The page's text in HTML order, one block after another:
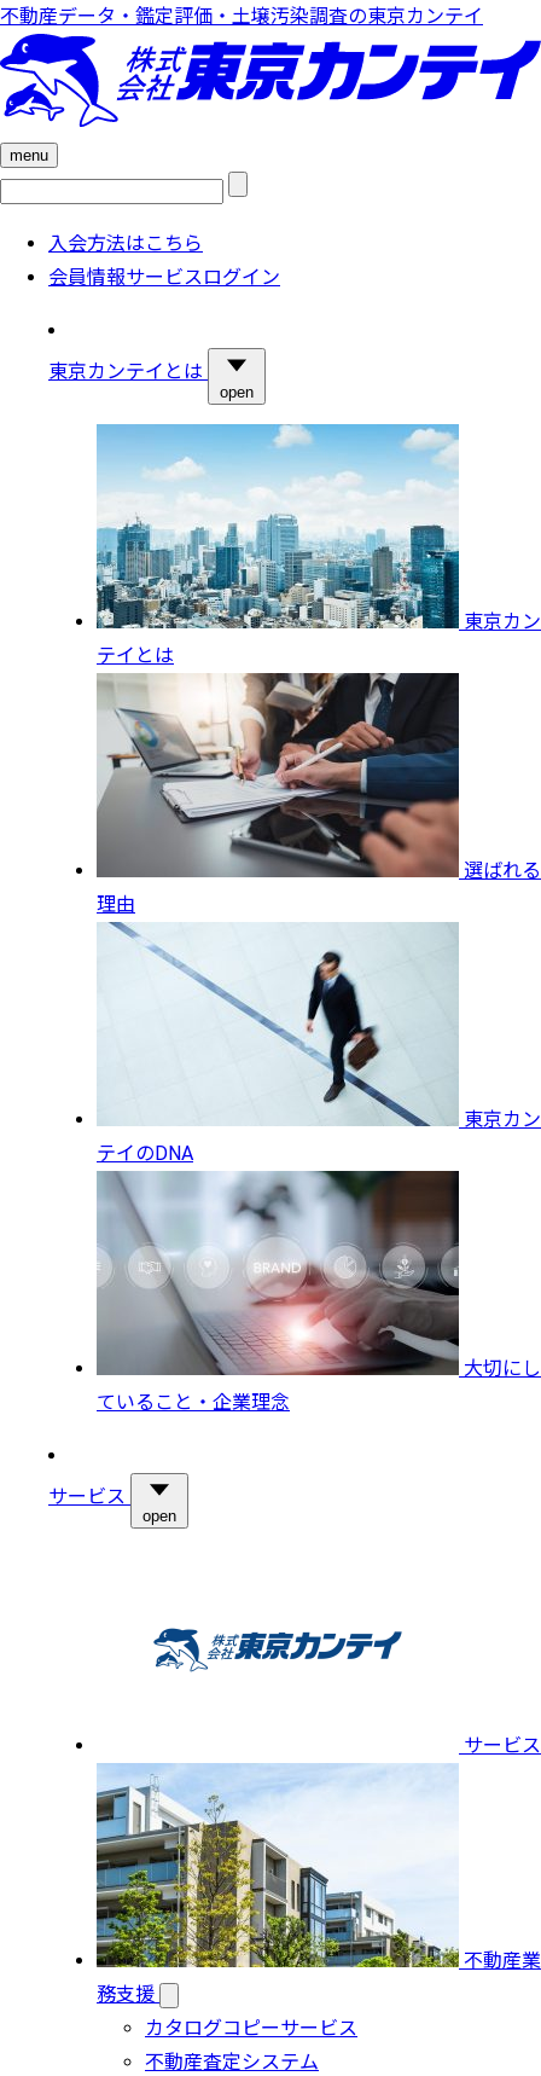
不動産データ・鑑定評価・土壌汚染調査の東京カンテイ
menu
検
入会方法はこちら
会員情報サービスログイン
東京カンテイとは
open
東京カン
テイとは
選ばれる
理由
東京カン
テイのDNA
大切にし
ていること・企業理念
サービス
open
サービス
不動産業
務支援
カタログコピーサービス
不動産査定システム